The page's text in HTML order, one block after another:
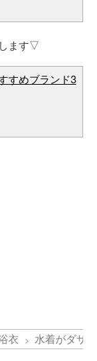
ます▽
すめブランド3
衣 水着がダサ